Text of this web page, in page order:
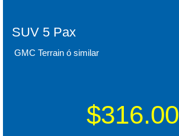
SUV 5 Pax
GMC Terrain ó similar
$316.00